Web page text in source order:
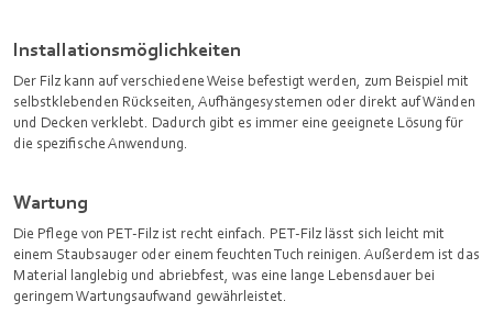
Installationsmöglichkeiten
Der Filz kann auf verschiedene Weise befestigt werden, zum Beispiel mit
selbstklebenden Rückseiten, Aufhängesystemen oder direkt auf Wänden
und Decken verklebt. Dadurch gibt es immer eine geeignete Lösung für
die spezifische Anwendung.
Wartung
Die Pflege von PET-Filz ist recht einfach. PET-Filz lässt sich leicht mit
einem Staubsauger oder einem feuchten Tuch reinigen. Außerdem ist das
Material langlebig und abriebfest, was eine lange Lebensdauer bei
geringem Wartungsaufwand gewährleistet.